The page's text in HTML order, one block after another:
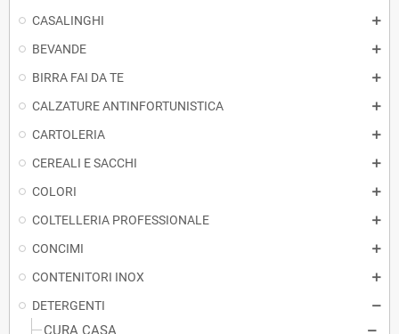
CASALINGHI
BEVANDE
BIRRA FAI DA TE
CALZATURE ANTINFORTUNISTICA
CARTOLERIA
CEREALI E SACCHI
COLORI
COLTELLERIA PROFESSIONALE
CONCIMI
CONTENITORI INOX
DETERGENTI
CURA CASA